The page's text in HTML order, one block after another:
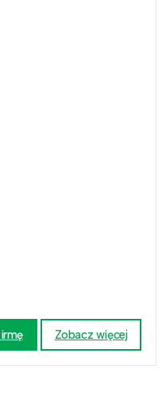
Zobacz więcej